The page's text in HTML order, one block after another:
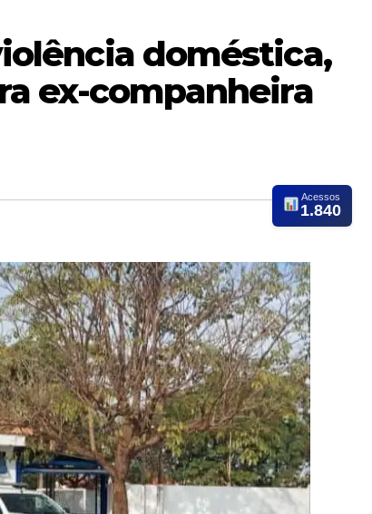
doméstica,
ex-companheira
Acessos
1.840